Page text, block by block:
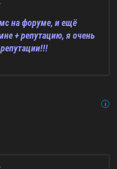
на форуме, и ещё
+ репутацию, я очень